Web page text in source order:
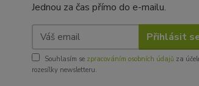
Jednou za čas přímo do e-mailu.
Přihlásit
Souhlasím se zpracováním osobních údajů za
rozesílky newsletteru.